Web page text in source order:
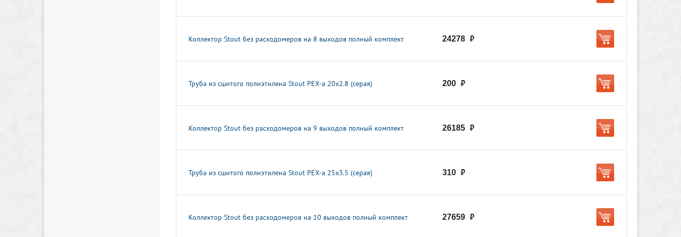
Коллектор Stout без расходомеров на 8 выходов полный комплект 24278 руб.
Труба из сшитого полиэтилена Stout PEX-a 20x2.8 (серая) 200 руб.
Коллектор Stout без расходомеров на 9 выходов полный комплект 26185 руб.
Труба из сшитого полиэтилена Stout PEX-a 25x3.5 (серая) 310 руб.
Коллектор Stout без расходомеров на 10 выходов полный комплект 27659 руб.